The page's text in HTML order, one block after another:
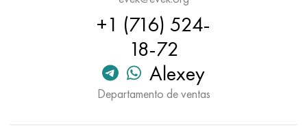
+1 (716) 524-
18-72
Alexey
Departamento de ventas
45HN2MFA, k2425, 45hnmf